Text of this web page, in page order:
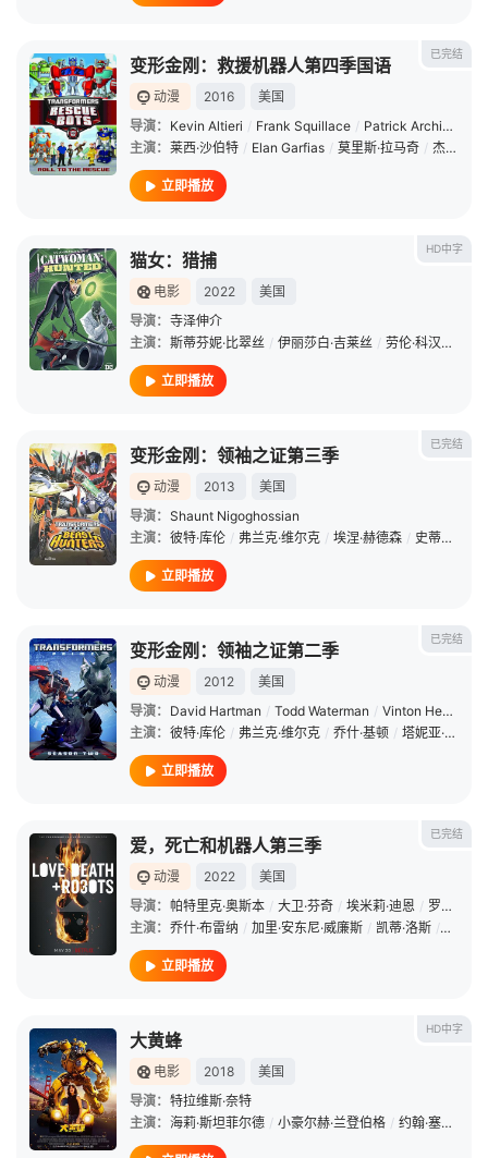
已完结
变形金刚：救援机器人第四季国语
动漫 2016
美国
导演： Kevin Altieri / Frank Squillace / Patrick Archibald
主演： 莱西·沙伯特 / Elan Garfias / 莫里斯·拉马奇 / 杰森·马斯登
立即播放
HD中字
猫女：猎捕
电影 2022
美国
导演： 寺泽伸介
主演： 斯蒂芬妮·比翠丝 / 伊丽莎白·吉莱丝 / 劳伦·科汉 /
立即播放
已完结
变形金刚：领袖之证第三季
动漫 2013
美国
导演： Shaunt Nigoghossian
主演： 彼特·库伦 / 弗兰克·维尔克 / 埃涅·赫德森 / 史蒂夫·布卢姆
立即播放
已完结
变形金刚：领袖之证第二季
动漫 2012
美国
导演： David Hartman / Todd Waterman / Vinton Heuck
主演： 彼特·库伦 / 弗兰克·维尔克 / 乔什·基顿 / 塔妮亚·古纳迪
立即播放
已完结
爱，死亡和机器人第三季
动漫 2022
美国
导演： 帕特里克·奥斯本 / 大卫·芬奇 / 埃米莉·迪恩 / 罗伯特·比斯
主演： 乔什·布雷纳 / 加里·安东尼·威廉斯 / 凯蒂·洛斯 / 克里斯
立即播放
HD中字
大黄蜂
电影 2018
美国
导演： 特拉维斯·奈特
主演： 海莉·斯坦菲尔德 / 小豪尔赫·兰登伯格 / 约翰·塞纳